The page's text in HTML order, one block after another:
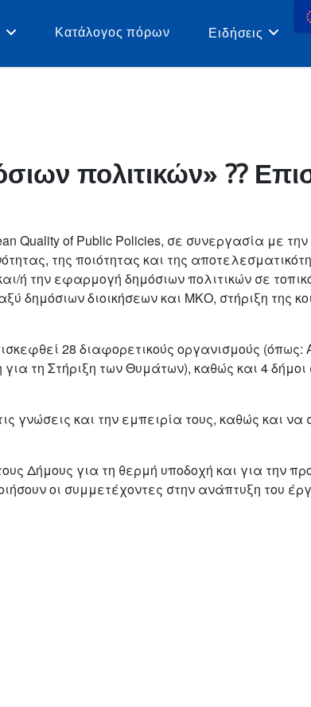
Κατάλογος πόρων Ειδήσεις
πολιτικών» ⁇
Quality of Public Policies, σε συνεργασία με
της ποιότητας και της
ή την εφαρμογή δημόσιων πολιτικών σε
δημόσιων διοικήσεων και ΜΚΟ, στήριξη της
28 διαφορετικούς οργανισμούς (όπως:
τη Στήριξη των Θυμάτων), καθώς και 4 δήμοι
γνώσεις και την εμπειρία τους, καθώς και να
Δήμους για τη θερμή υποδοχή και για την
οι συμμετέχοντες στην ανάπτυξη του